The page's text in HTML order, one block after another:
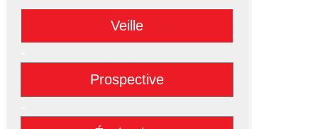
Veille
Prospective